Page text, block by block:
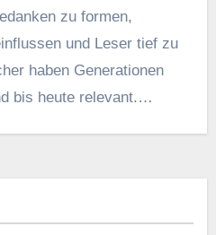
zu formen,
und Leser tief zu
haben Generationen
bis heute relevant.…